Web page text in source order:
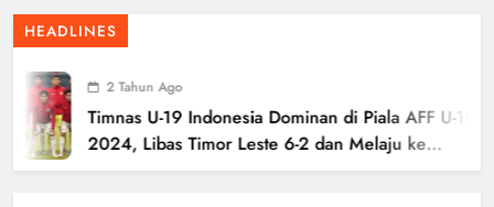
Malang United U-13 Juara Piala Soeratin Kota Malang
2026, Siap Tatap Putaran Provinsi
HEADLINES
2 Tahun Ago
Timnas U-19 Indonesia Dominan di Piala AFF U-19
2024, Libas Timor Leste 6-2 dan Melaju ke
Semifinal